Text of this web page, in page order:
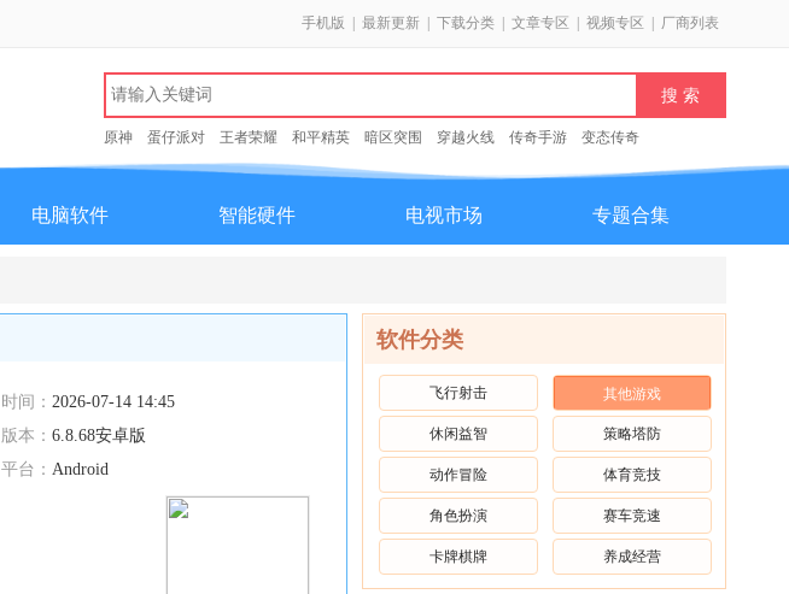
手机版 最新更新 下载分类 文章专区 视频专区 厂商列表
原神 蛋仔派对 王者荣耀 和平精英 暗区突围 穿越火线 传奇手游 变态传奇
电脑软件 智能硬件 电视市场 专题合集
时间： 2026-07-14 14:45
版本： 6.8.68安卓版
平台： Android
软件分类
飞行射击 其他游戏
休闲益智 策略塔防
动作冒险 体育竞技
角色扮演 赛车竞速
卡牌棋牌 养成经营